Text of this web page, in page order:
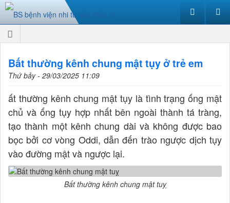
Bất thường kênh chung mật tụy ở trẻ em
Thứ bảy - 29/03/2025 11:09
ất thường kênh chung mật tụy là tình trạng ống mật
chủ và ống tụy hợp nhất bên ngoài thành tá tràng,
tạo thành một kênh chung dài và không được bao
bọc bởi cơ vòng Oddi, dẫn đến trào ngược dịch tụy
vào đường mật và ngược lại.
Bất thường kênh chung mật tuỵ